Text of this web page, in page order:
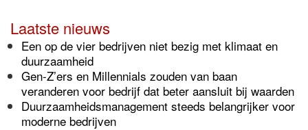
Laatste nieuws
Een op de vier bedrijven niet bezig met klimaat en
duurzaamheid
Gen-Z’ers en Millennials zouden van baan
veranderen voor bedrijf dat beter aansluit bij waarden
Duurzaamheidsmanagement steeds belangrijker voor
moderne bedrijven